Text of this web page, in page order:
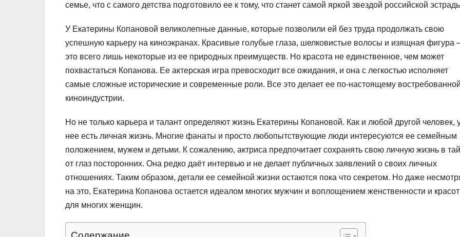
семье, что с самого детства подготовило ее к тому, что станет самой яркой звездой российской
У Екатерины Копановой великолепные данные, которые позволили ей без труда продолжать свою
успешную карьеру на киноэкранах. Красивые голубые глаза, шелковистые волосы и изящная фигура
это всего лишь некоторые из ее природных преимуществ. Но красота не единственное, чем может
похвастаться Копанова. Ее актерская игра превосходит все ожидания, и она с легкостью исполняет
самые сложные исторические и современные роли. Все это делает ее по-настоящему
киноиндустрии.
Но не только карьера и талант определяют жизнь Екатерины Копановой. Как и любой другой человек,
нее есть личная жизнь. Многие фанаты и просто любопытствующие люди интересуются ее семейным
положением, мужем и детьми. К сожалению, актриса предпочитает сохранять свою личную жизнь в
от глаз посторонних. Она редко даёт интервью и не делает публичных заявлений о своих личных
отношениях. Таким образом, детали ее семейной жизни остаются пока что секретом. Но даже
на это, Екатерина Копанова остается идеалом многих мужчин и воплощением женственности и
для многих женщин.